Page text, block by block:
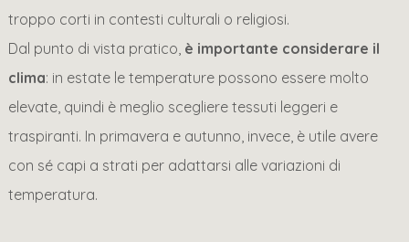
troppo corti in contesti culturali o religiosi.
Dal punto di vista pratico, è importante considerare il
clima: in estate le temperature possono essere molto
elevate, quindi è meglio scegliere tessuti leggeri e
traspiranti. In primavera e autunno, invece, è utile avere
con sé capi a strati per adattarsi alle variazioni di
temperatura.